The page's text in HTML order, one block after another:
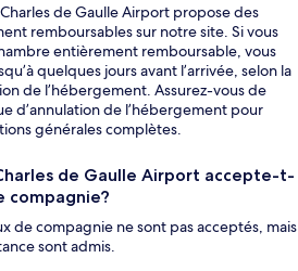
de Gaulle Airport propose des
remboursables sur notre site. Si vous
entièrement remboursable, vous
quelques jours avant l’arrivée, selon la
de l’hébergement. Assurez-vous de
d’annulation de l’hébergement pour
générales complètes.
de Gaulle Airport accepte-t-
compagnie?
de compagnie ne sont pas acceptés, mais
sont admis.